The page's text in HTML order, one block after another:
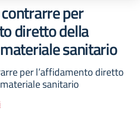
per
diretto della
sanitario
per l’affidamento diretto
sanitario